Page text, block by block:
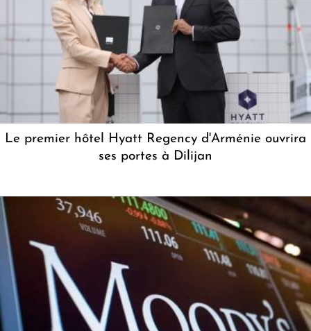
Le premier hôtel Hyatt Regency d'Arménie ouvrira
ses portes à Dilijan